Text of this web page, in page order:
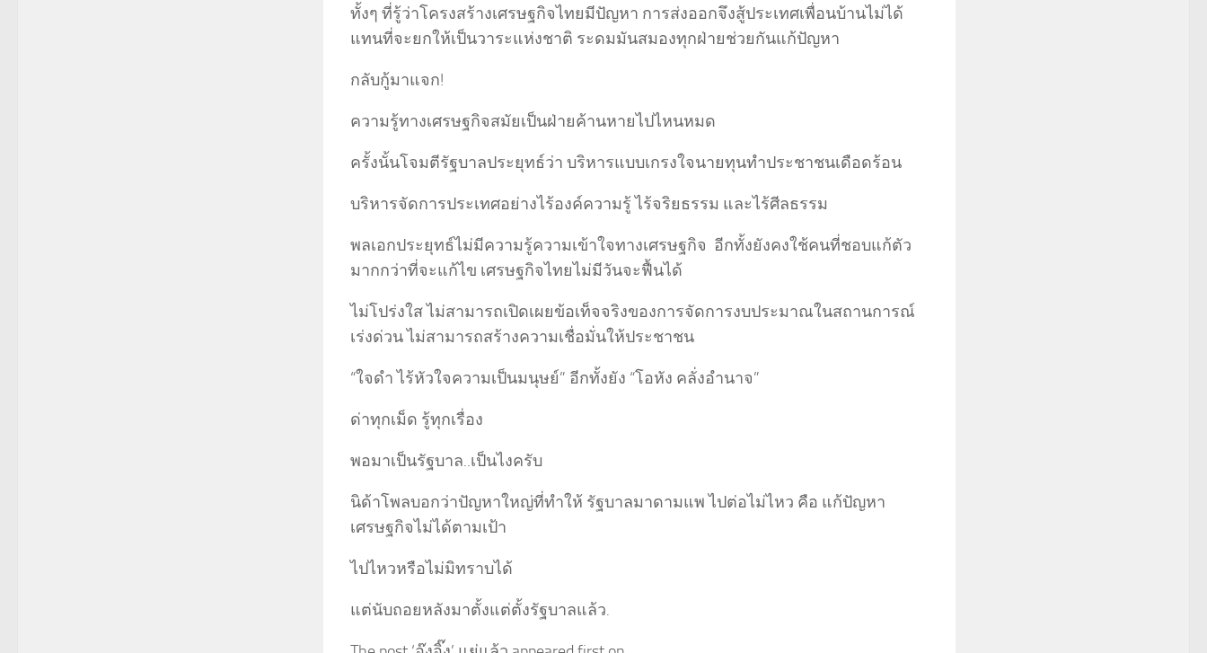
ทั้งๆ ที่รู้ว่าโครงสร้างเศรษฐกิจไทยมีปัญหา การส่งออกจึงสู้ประเทศเพื่อนบ้านไม่ได้
แทนที่จะยกให้เป็นวาระแห่งชาติ ระดมมันสมองทุกฝ่ายช่วยกันแก้ปัญหา
กลับกู้มาแจก!
ความรู้ทางเศรษฐกิจสมัยเป็นฝ่ายค้านหายไปไหนหมด
ครั้งนั้นโจมตีรัฐบาลประยุทธ์ว่า บริหารแบบเกรงใจนายทุนทำประชาชนเดือดร้อน
บริหารจัดการประเทศอย่างไร้องค์ความรู้ ไร้จริยธรรม และไร้ศีลธรรม
พลเอกประยุทธ์ไม่มีความรู้ความเข้าใจทางเศรษฐกิจ อีกทั้งยังคงใช้คนที่ชอบแก้ตัว
มากกว่าที่จะแก้ไข เศรษฐกิจไทยไม่มีวันจะฟื้นได้
ไม่โปร่งใส ไม่สามารถเปิดเผยข้อเท็จจริงของการจัดการงบประมาณในสถานการณ์
เร่งด่วน ไม่สามารถสร้างความเชื่อมั่นให้ประชาชน
“ใจดำ ไร้หัวใจความเป็นมนุษย์” อีกทั้งยัง “โอหัง คลั่งอำนาจ”
ด่าทุกเม็ด รู้ทุกเรื่อง
พอมาเป็นรัฐบาล..เป็นไงครับ
นิด้าโพลบอกว่าปัญหาใหญ่ที่ทำให้ รัฐบาลมาดามแพ ไปต่อไม่ไหว คือ แก้ปัญหา
เศรษฐกิจไม่ได้ตามเป้า
ไปไหวหรือไม่มิทราบได้
แต่นับถอยหลังมาตั้งแต่ตั้งรัฐบาลแล้ว.